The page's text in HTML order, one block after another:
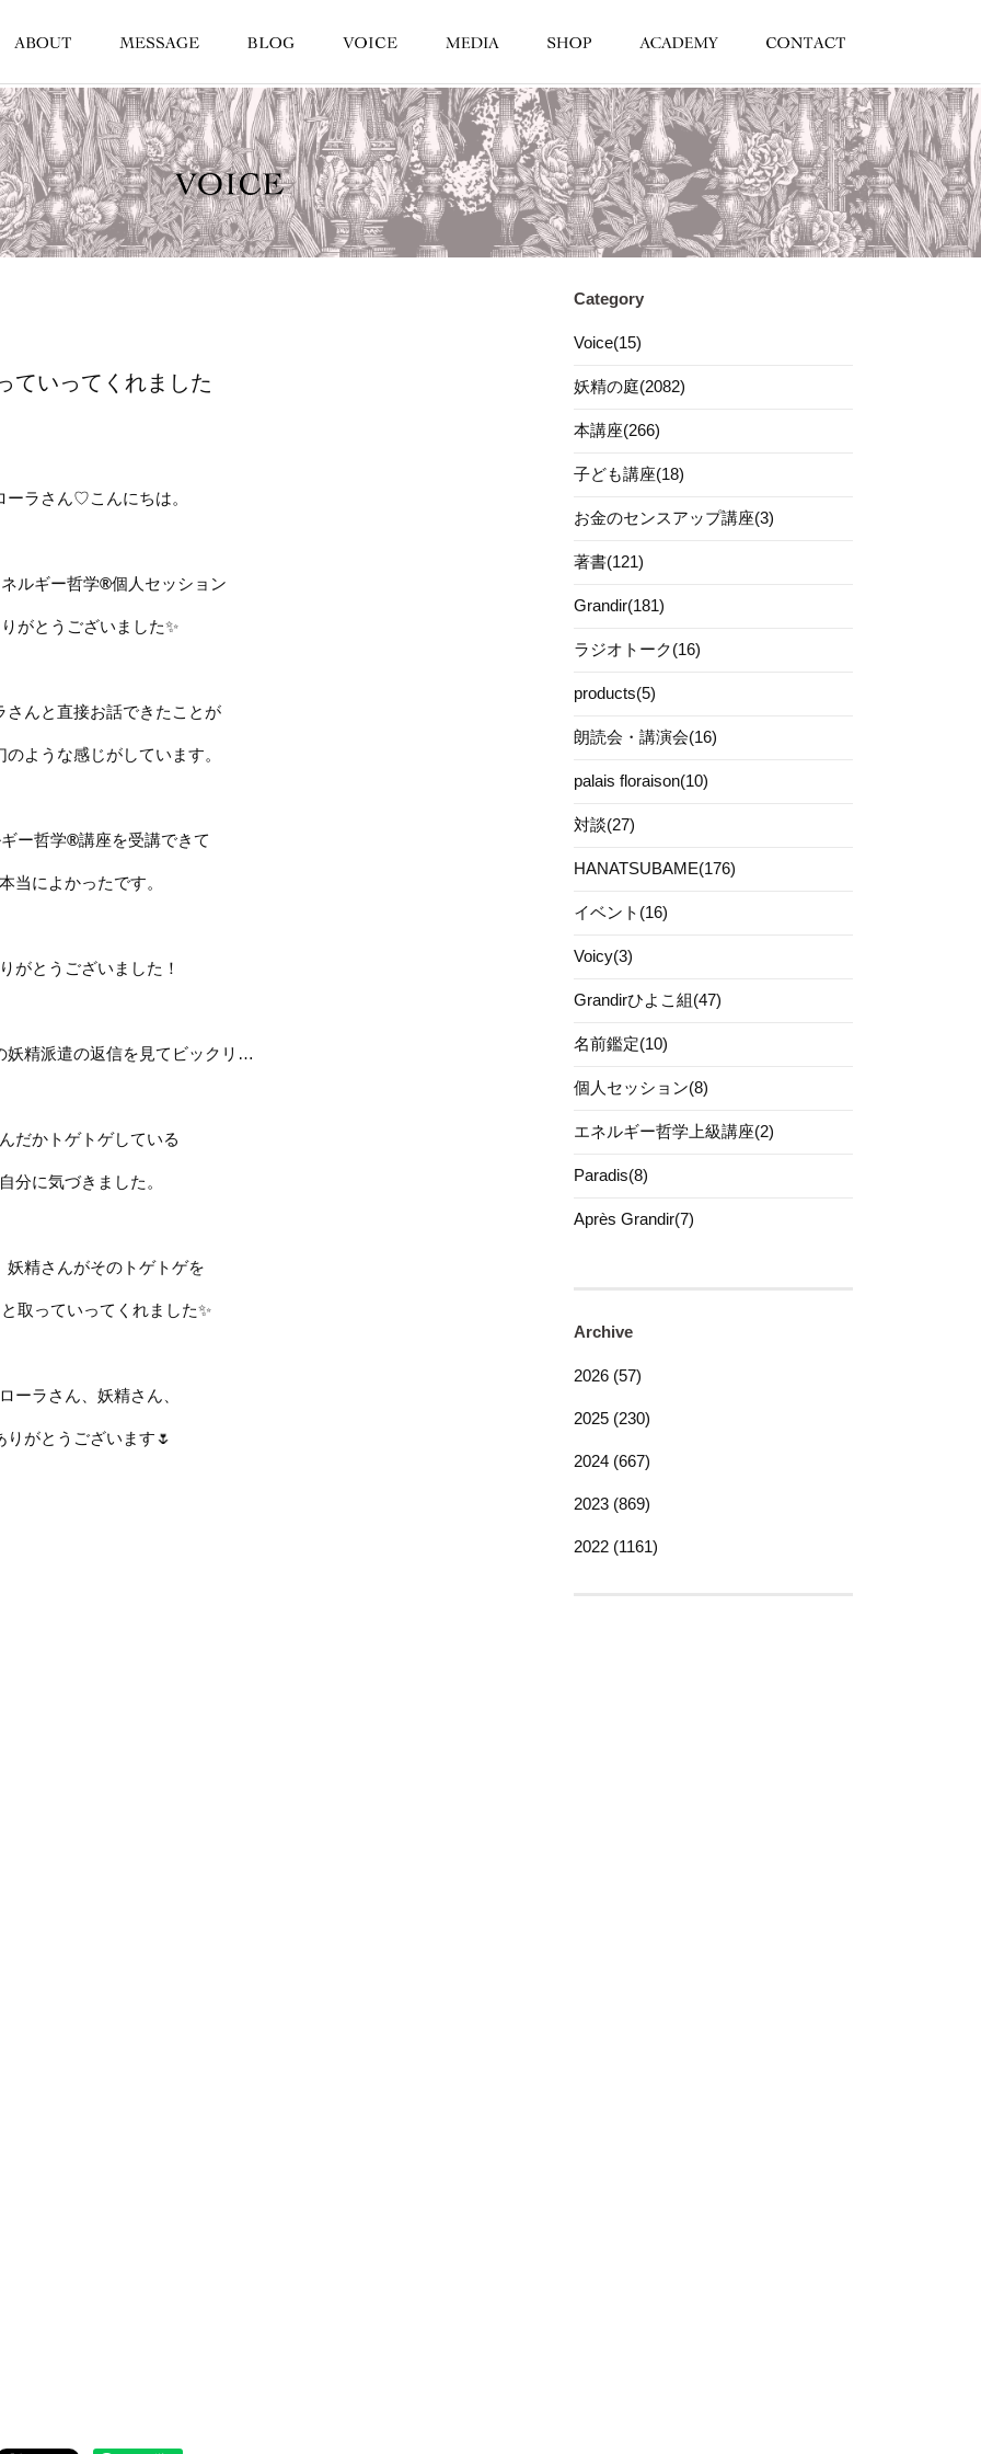
ていってくれました
ーラさん♡こんにちは。
ルギー哲学®︎個人セッション
がとうございました✨
さんと直接お話できたことが
のような感じがしています。
ー哲学®︎講座を受講できて
本当によかったです。
がとうございました！
妖精派遣の返信を見て ビックリ …
だかトゲトゲしている
自分に気づきました。
妖精さんがそのトゲトゲを
取っていってくれました✨
ーラさん、妖精さん、
りがとうございます🌷
Category
Voice(15)
妖精の庭(2082)
本講座(266)
子ども講座(18)
お金のセンスアップ講座(3)
著書(121)
Grandir(181)
ラジオトーク(16)
products(5)
朗読会・講演会(16)
palais floraison(10)
対談(27)
HANATSUBAME(176)
イベント(16)
Voicy(3)
Grandirひよこ組(47)
名前鑑定(10)
個人セッション(8)
エネルギー哲学上級講座(2)
Paradis(8)
Après Grandir(7)
Archive
2026 (57)
2025 (230)
2024 (667)
2023 (869)
2022 (1161)